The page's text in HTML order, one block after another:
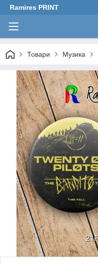
Ramires PRINT
Товари Музика